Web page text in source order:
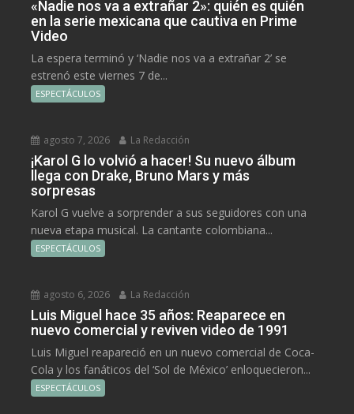
«Nadie nos va a extrañar 2»: quién es quién
en la serie mexicana que cautiva en Prime
Video
La espera terminó y ‘Nadie nos va a extrañar 2’ se
estrenó este viernes 7 de...
ESPECTÁCULOS
agosto 7, 2026 La Redacción
¡Karol G lo volvió a hacer! Su nuevo álbum
llega con Drake, Bruno Mars y más
sorpresas
Karol G vuelve a sorprender a sus seguidores con una
nueva etapa musical. La cantante colombiana...
ESPECTÁCULOS
agosto 6, 2026 La Redacción
Luis Miguel hace 35 años: Reaparece en
nuevo comercial y reviven video de 1991
Luis Miguel reapareció en un nuevo comercial de Coca-
Cola y los fanáticos del ‘Sol de México’ enloquecieron...
ESPECTÁCULOS